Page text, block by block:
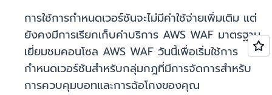
การใช้การกำหนดเวอร์ชันจะไม่มีค่าใช้จ่ายเพิ่มเติม แต่
ยังคงมีการเรียกเก็บค่าบริการ AWS WAF มาตรฐาน
เยี่ยมชมคอนโซล AWS WAF วันนี้เพื่อเริ่มใช้การ
กำหนดเวอร์ชันสำหรับกลุ่มกฎที่มีการจัดการสำหรับ
การควบคุมบอทและการฉ้อโกงของคุณ